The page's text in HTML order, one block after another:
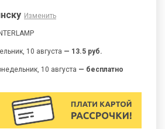
Изменить
10 августа — 13.5 руб.
10 августа — бесплатно